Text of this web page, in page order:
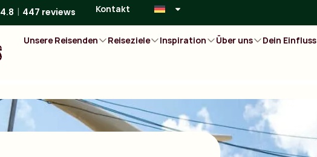
4.8 447 reviews Kontakt
Unsere Reisenden Reiseziele Inspiration Über uns
Dein Einfluss